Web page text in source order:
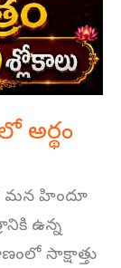
అర్థం
మన హిందూ
ఉన్న
సాక్షాత్తు